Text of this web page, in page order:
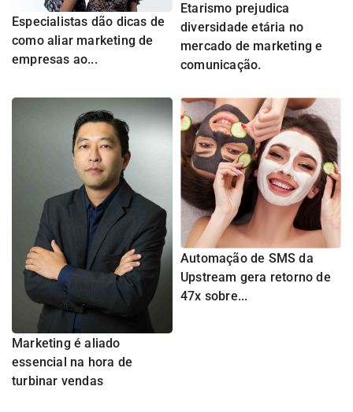
Especialistas dão dicas de
como aliar marketing de
empresas ao...
Etarismo prejudica
diversidade etária no
mercado de marketing e
comunicação.
Marketing é aliado
essencial na hora de
turbinar vendas
Automação de SMS da
Upstream gera retorno de
47x sobre...